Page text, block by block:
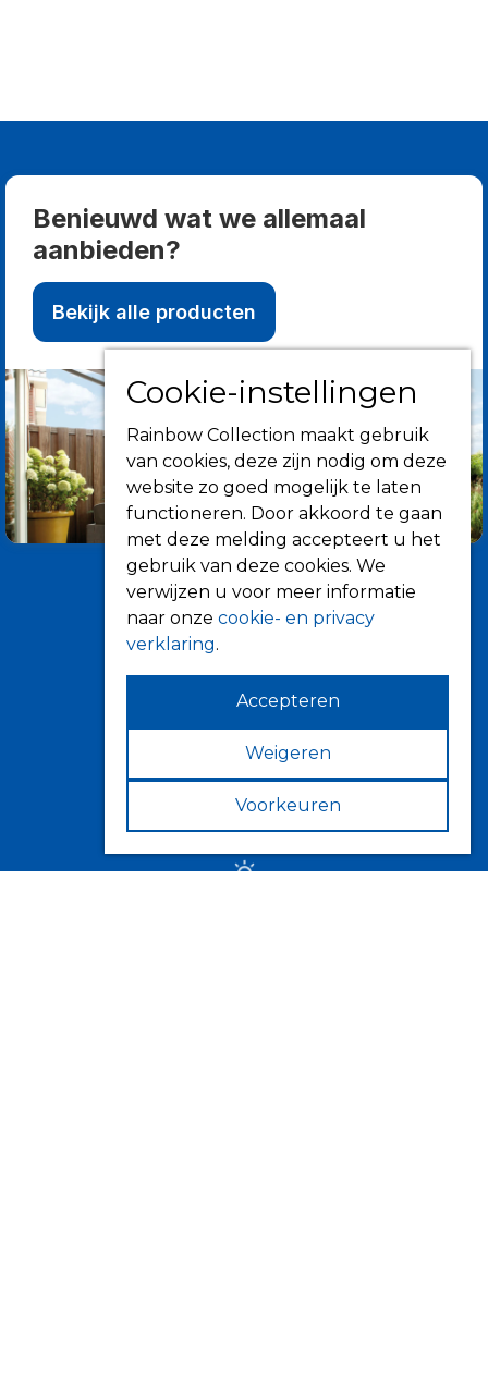
Benieuwd wat we allemaal
aanbieden?
Bekijk alle producten
Informatie
Over ons
Tips
Verkooppunten
Cookie-instellingen
Rainbow Collection maakt gebruik
van cookies, deze zijn nodig om deze
website zo goed mogelijk te laten
functioneren. Door akkoord te gaan
met deze melding accepteert u het
gebruik van deze cookies. We
verwijzen u voor meer informatie
naar onze cookie- en privacy
verklaring.
Accepteren
Weigeren
Voorkeuren